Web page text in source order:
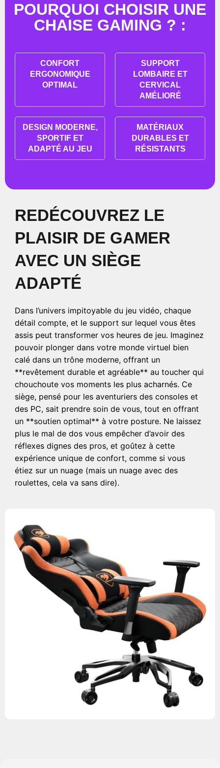
POURQUOI CHOISIR UNE
CHAISE GAMING ? :
CONFORT
ERGONOMIQUE
OPTIMAL
SUPPORT
LOMBAIRE ET
CERVICAL
AMÉLIORÉ
DESIGN MODERNE,
SPORTIF ET
ADAPTÉ AU JEU
MATÉRIAUX
DURABLES ET
RÉSISTANTS
REDÉCOUVREZ LE
PLAISIR DE GAMER
AVEC UN SIÈGE
ADAPTÉ
Dans l’univers impitoyable du jeu vidéo, chaque
détail compte, et le support sur lequel vous êtes
assis peut transformer vos heures de jeu. Imaginez
pouvoir plonger dans votre monde virtuel bien
calé dans un trône moderne, offrant un
**revêtement durable et agréable** au toucher qui
chouchoute vos moments les plus acharnés. Ce
siège, pensé pour les aventuriers des consoles et
des PC, sait prendre soin de vous, tout en offrant
un **soutien optimal** à votre posture. Ne laissez
plus le mal de dos vous empêcher d’avoir des
réflexes dignes des pros, et goûtez à cette
expérience unique de confort, comme si vous
étiez sur un nuage (mais un nuage avec des
roulettes, cela va sans dire).